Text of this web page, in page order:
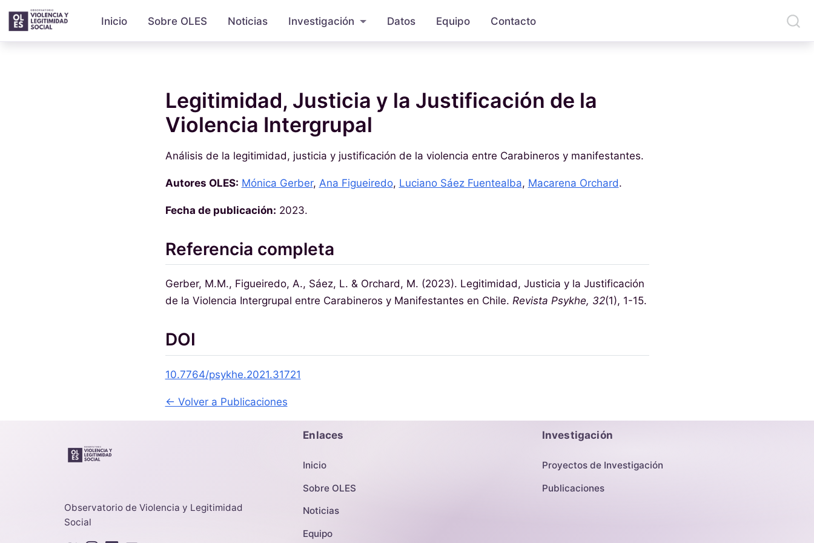
Inicio Sobre OLES Noticias Investigación Datos Equipo Contacto
Legitimidad, Justicia y la Justificación de la
Violencia Intergrupal
Análisis de la legitimidad, justicia y justificación de la violencia entre Carabineros y manifestantes.
Autores OLES: Mónica Gerber, Ana Figueiredo, Luciano Sáez Fuentealba, Macarena Orchard.
Fecha de publicación: 2023.
Referencia completa
Gerber, M.M., Figueiredo, A., Sáez, L. & Orchard, M. (2023). Legitimidad, Justicia y la Justificación
de la Violencia Intergrupal entre Carabineros y Manifestantes en Chile. Revista Psykhe, 32(1), 1-15.
DOI
10.7764/psykhe.2021.31721
← Volver a Publicaciones
Observatorio de Violencia y Legitimidad
Social
Enlaces
Inicio
Sobre OLES
Noticias
Equipo
Investigación
Proyectos de Investigación
Publicaciones